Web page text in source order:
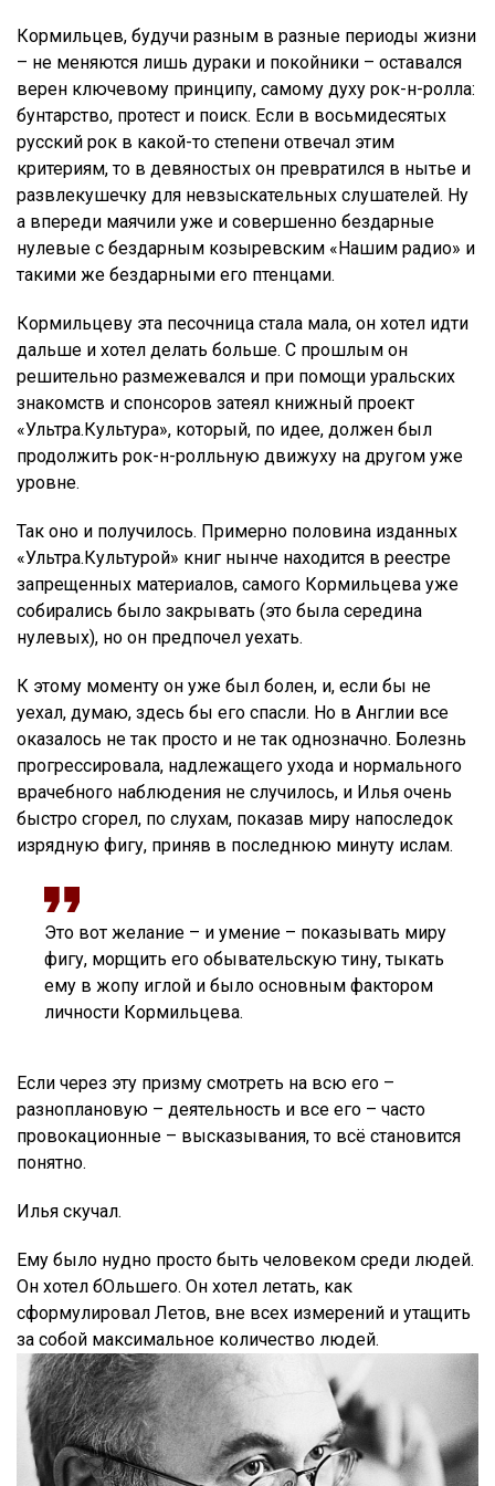
Кормильцев, будучи разным в разные периоды жизни
– не меняются лишь дураки и покойники – оставался
верен ключевому принципу, самому духу рок-н-ролла:
бунтарство, протест и поиск. Если в восьмидесятых
русский рок в какой-то степени отвечал этим
критериям, то в девяностых он превратился в нытье и
развлекушечку для невзыскательных слушателей. Ну
а впереди маячили уже и совершенно бездарные
нулевые с бездарным козыревским «Нашим радио» и
такими же бездарными его птенцами.
Кормильцеву эта песочница стала мала, он хотел идти
дальше и хотел делать больше. С прошлым он
решительно размежевался и при помощи уральских
знакомств и спонсоров затеял книжный проект
«Ультра.Культура», который, по идее, должен был
продолжить рок-н-ролльную движуху на другом уже
уровне.
Так оно и получилось. Примерно половина изданных
«Ультра.Культурой» книг нынче находится в реестре
запрещенных материалов, самого Кормильцева уже
собирались было закрывать (это была середина
нулевых), но он предпочел уехать.
К этому моменту он уже был болен, и, если бы не
уехал, думаю, здесь бы его спасли. Но в Англии все
оказалось не так просто и не так однозначно. Болезнь
прогрессировала, надлежащего ухода и нормального
врачебного наблюдения не случилось, и Илья очень
быстро сгорел, по слухам, показав миру напоследок
изрядную фигу, приняв в последнюю минуту ислам.
Это вот желание – и умение – показывать миру
фигу, морщить его обывательскую тину, тыкать
ему в жопу иглой и было основным фактором
личности Кормильцева.
Если через эту призму смотреть на всю его –
разноплановую – деятельность и все его – часто
провокационные – высказывания, то всё становится
понятно.
Илья скучал.
Ему было нудно просто быть человеком среди людей.
Он хотел бОльшего. Он хотел летать, как
сформулировал Летов, вне всех измерений и утащить
за собой максимальное количество людей.